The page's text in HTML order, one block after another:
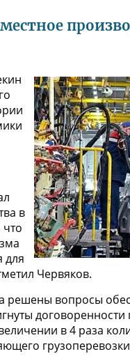
в
для
Червяков.
решены вопросы
договоренности
в 4 раза